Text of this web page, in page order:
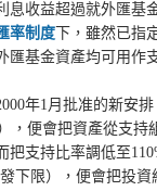
息收益超過就外匯基
率制度 下，雖然已指
匯基金資產均可用作
年1月批准的新安
，便會把資產從支持
把支持比率調低至
下限），便會把投